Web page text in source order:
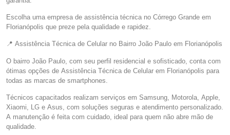
Escolha uma empresa de assistência técnica no Córrego Grande em
Florianópolis que preze pela qualidade e rapidez.
📍 Assistência Técnica de Celular no Bairro João Paulo em Florianópolis
O bairro João Paulo, com seu perfil residencial e sofisticado, conta com
ótimas opções de Assistência Técnica de Celular em Florianópolis para
todas as marcas de smartphones.
Técnicos capacitados realizam serviços em Samsung, Motorola, Apple,
Xiaomi, LG e Asus, com soluções seguras e atendimento personalizado.
A manutenção é feita com cuidado, ideal para quem não abre mão de
qualidade.